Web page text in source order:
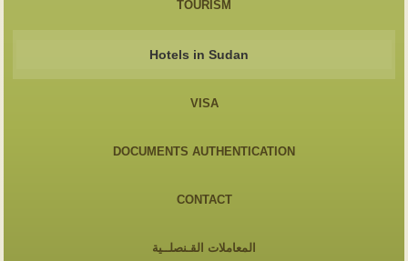
TOURISM
Hotels in Sudan
VISA
DOCUMENTS AUTHENTICATION
CONTACT
المعاملات القـنصلــية